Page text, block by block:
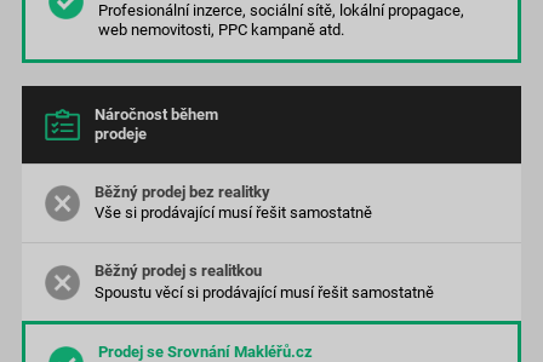
Profesionální inzerce, sociální sítě, lokální propagace,
web nemovitosti, PPC kampaně atd.
Náročnost během
prodeje
Vše si prodávající musí řešit samostatně
Spoustu věcí si prodávající musí řešit samostatně